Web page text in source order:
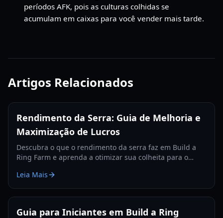
períodos AFK, pois as culturas colhidas se
acumulam em caixas para você vender mais tarde.
Artigos Relacionados
Rendimento da Serra: Guia de Melhoria e
Maximização de Lucros
Descubra o que o rendimento da serra faz em Build a
Ring Farm e aprenda a otimizar sua colheita para o
Leia Mais
Guia para Iniciantes em Build a Ring